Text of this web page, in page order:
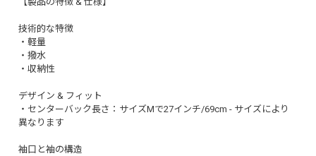
技術的な特徴
・軽量
・撥水
・収納性
デザイン & フィット
・センターバック長さ：サイズMで27インチ/69cm - サイズにより
異なります
袖口と袖の構造